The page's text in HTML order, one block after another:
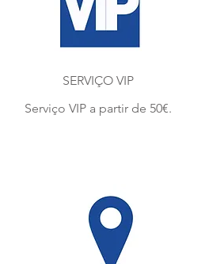
SERVIÇO VIP
Serviço VIP a partir de 50€.